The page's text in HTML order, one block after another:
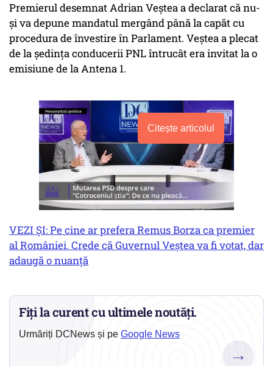
Premierul desemnat Adrian Veștea a declarat că nu-
și va depune mandatul mergând până la capăt cu
procedura de învestire în Parlament. Veștea a plecat
de la ședința conducerii PNL întrucât era invitat la o
emisiune de la Antena 1.
Citește articolul
VEZI ȘI: Pe cine ar prefera Remus Borza ca premier
al României. Crede că Guvernul Veștea va fi votat, dar
adaugă o nuanță
Fiți la curent cu ultimele noutăți.
Urmăriți DCNews și pe Google News
→